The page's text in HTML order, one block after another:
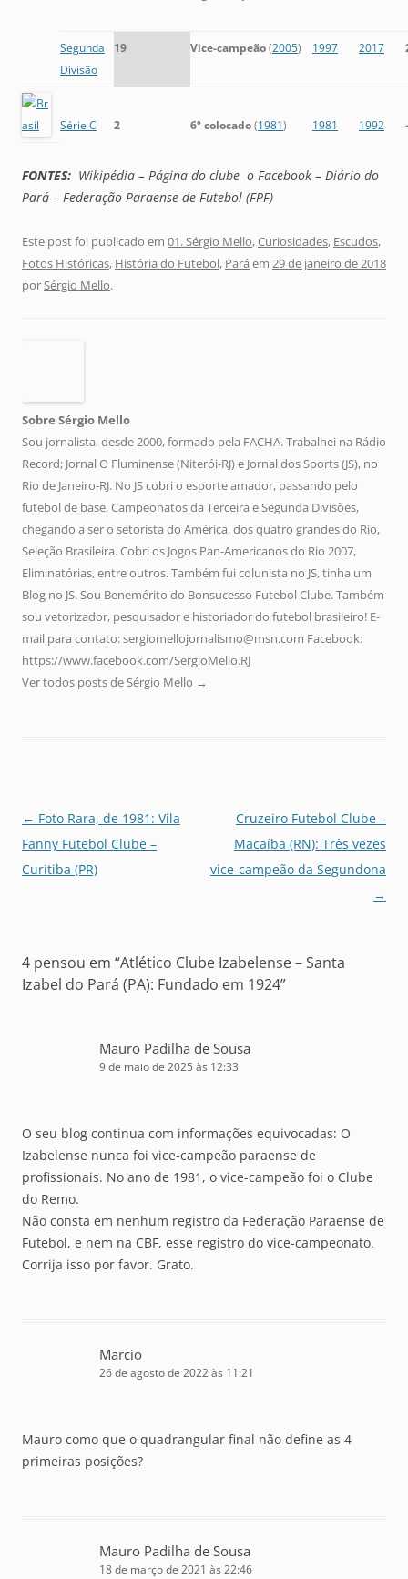
Segunda
Divisão
19 Vice-campeão(2005) 1997 2017
Série C 2 6º colocado(1981) 1981 1992
FONTES: Wikipédia – Página do clube o Facebook – Diário do
Pará – Federação Paraense de Futebol (FPF)
Este post foi publicado em 01. Sérgio Mello,Curiosidades, Escudos,
Fotos Históricas, História do Futebol, Pará em 29 de janeiro de 2018
porSérgio Mello.
Sobre Sérgio Mello
Sou jornalista, desde 2000, formado pela FACHA. Trabalhei na Rádio
Record; Jornal O Fluminense (Niterói-RJ) e Jornal dos Sports (JS), no
Rio de Janeiro-RJ. No JS cobri o esporte amador, passando pelo
futebol de base, Campeonatos da Terceira e Segunda Divisões,
chegando a ser o setorista do América, dos quatro grandes do Rio,
Seleção Brasileira. Cobri os Jogos Pan-Americanos do Rio 2007,
Eliminatórias, entre outros. Também fui colunista no JS, tinha um
Blog no JS. Sou Benemérito do Bonsucesso Futebol Clube. Também
sou vetorizador, pesquisador e historiador do futebol brasileiro! E-
mail para contato: sergiomellojornalismo@msn.com Facebook:
https://www.facebook.com/SergioMello.RJ
Ver todos posts de Sérgio Mello →
Navegação
de
posts
← Foto Rara, de 1981: Vila
Fanny Futebol Clube –
Curitiba (PR)
Cruzeiro Futebol Clube –
Macaíba (RN): Três vezes
vice-campeão da Segundona
→
4 pensou em “Atlético Clube Izabelense – Santa
Izabel do Pará (PA): Fundado em 1924”
Mauro Padilha de Sousa
9 de maio de 2025 às 12:33
O seu blog continua com informações equivocadas: O
Izabelense nunca foi vice-campeão paraense de
profissionais. No ano de 1981, o vice-campeão foi o Clube
do Remo.
Não consta em nenhum registro da Federação Paraense de
Futebol, e nem na CBF, esse registro do vice-campeonato.
Corrija isso por favor. Grato.
Marcio
26 de agosto de 2022 às 11:21
Mauro como que o quadrangular final não define as 4
primeiras posições?
Mauro Padilha de Sousa
18 de março de 2021 às 22:46